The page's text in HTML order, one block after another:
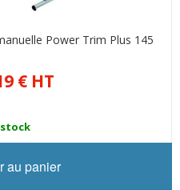
Power Trim Plus 145
HT
€
stock
au panier